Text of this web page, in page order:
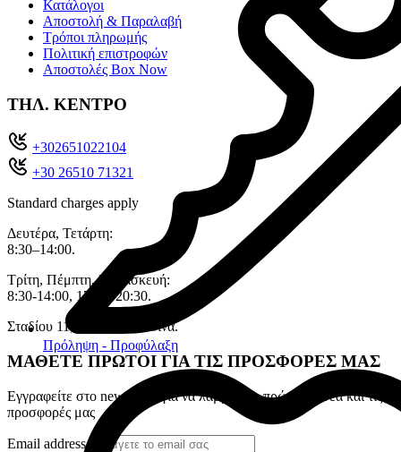
Πρόληψη - Προφύλαξη
Κατάλογοι
Αποστολή & Παραλαβή
Τρόποι πληρωμής
Πολιτική επιστροφών
Αποστολές Box Now
ΤΗΛ. ΚΕΝΤΡΟ
+302651022104
+30 26510 71321
Standard charges apply
Δευτέρα, Τετάρτη:
8:30–14:00.
Τρίτη, Πέμπτη, Παρασκευή:
8:30-14:00, 17:30–20:30.
Σταδίου 11, 45333 , Ιωάννινα.
ΜΑΘΕΤΕ ΠΡΩΤΟΙ ΓΙΑ ΤΙΣ ΠΡΟΣΦΟΡΕΣ ΜΑΣ
Εγγραφείτε στο newsletter για να λαμβάνετε πρώτοι τα νέα και τις
προσφορές μας
Email address